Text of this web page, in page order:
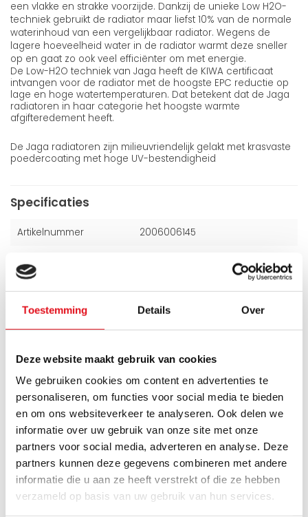
Toestemming Details Over
Deze website maakt gebruik van cookies
We gebruiken cookies om content en advertenties te
personaliseren, om functies voor social media te bieden
en om ons websiteverkeer te analyseren. Ook delen we
informatie over uw gebruik van onze site met onze
partners voor social media, adverteren en analyse. Deze
partners kunnen deze gegevens combineren met andere
informatie die u aan ze heeft verstrekt of die ze hebben
verzameld op basis van uw gebruik van hun services.
een vlakke en strakke voorzijde. Dankzij de unieke Low H2O-
techniek gebruikt de radiator maar liefst 10% van de normale
waterinhoud van een vergelijkbaar radiator. Wegens de
lagere hoeveelheid water in de radiator warmt deze sneller
op en gaat zo ook veel efficiënter om met energie.
De Low-H2O techniek van Jaga heeft de KIWA certificaat
intvangen voor de radiator met de hoogste EPC reductie op
lage en hoge watertemperaturen. Dat betekent dat de Jaga
radiatoren in haar categorie het hoogste warmte
afgifteredement heeft.
De Jaga radiatoren zijn milieuvriendelijk gelakt met krasvaste
poedercoating met hoge UV-bestendigheid
Specificaties
Artikelnummer 2006006145
Breedte 600 mm
Alle specificaties
Heb je een vraag over dit product ?
Simon helpt je graag en kan al je vragen beantwoorden.
Stuur een bericht